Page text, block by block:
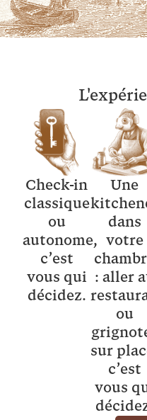
Check-in
classique
ou
autonome,
c’est
vous qui
décidez.
Une
dans
votre
: aller
ou
sur
c’est
vous